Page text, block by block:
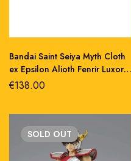
Bandai Saint Seiya Myth Cloth
ex Epsilon Alioth Fenrir Luxor
action figure 17 cm
€138.00
SOLD OUT